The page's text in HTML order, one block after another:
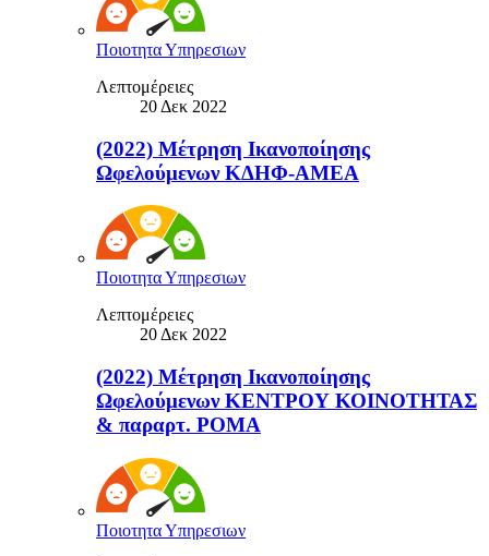
Ποιοτητα Υπηρεσιων
Λεπτομέρειες
20 Δεκ 2022
(2022) Μέτρηση Ικανοποίησης
Ωφελούμενων ΚΔΗΦ-ΑΜΕΑ
Ποιοτητα Υπηρεσιων
Λεπτομέρειες
20 Δεκ 2022
(2022) Μέτρηση Ικανοποίησης
Ωφελούμενων ΚΕΝΤΡΟΥ ΚΟΙΝΟΤΗΤΑΣ
& παραρτ. ΡΟΜΑ
Ποιοτητα Υπηρεσιων